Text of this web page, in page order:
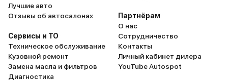
Лучшие авто
Отзывы об автосалонах
Сервисы и ТО
Техническое обслуживание
Кузовной ремонт
Замена масла и фильтров
Диагностика
Партнёрам
О нас
Сотрудничество
Контакты
Личный кабинет дилера
YouTube Autospot